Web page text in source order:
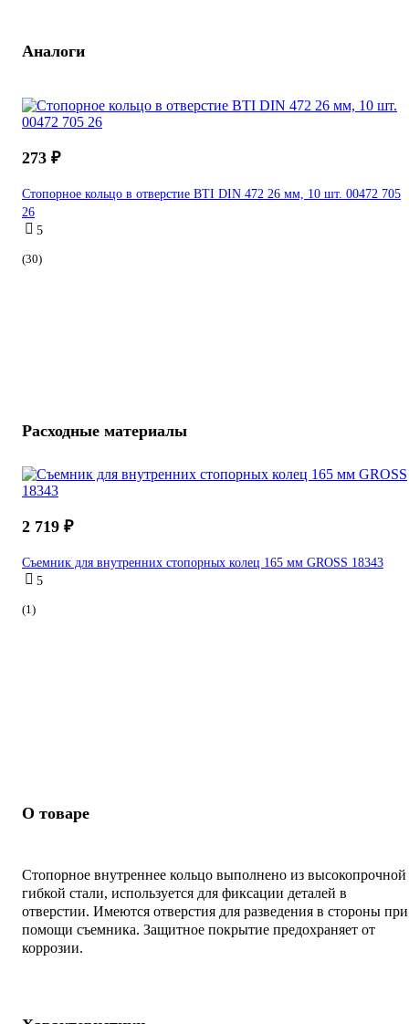
Аналоги
273 ₽
Стопорное кольцо в отверстие BTI DIN 472 26 мм, 10 шт. 00472 705
26
5
(30)
Расходные материалы
2 719 ₽
Съемник для внутренних стопорных колец 165 мм GROSS 18343
5
(1)
О товаре
Стопорное внутреннее кольцо выполнено из высокопрочной
гибкой стали, используется для фиксации деталей в
отверстии. Имеются отверстия для разведения в стороны при
помощи съемника. Защитное покрытие предохраняет от
коррозии.